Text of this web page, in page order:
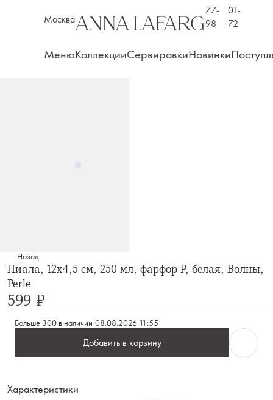
Москва
77-
98
01-
72
МенюКоллекцииСервировкиНовинки
Назад
Пиала, 12х4,5 см, 250 мл, фарфор P, белая, Волны,
Perle
599 ₽
Больше 300 в наличии 08.08.2026 11:55
Добавить в корзину
Характеристики